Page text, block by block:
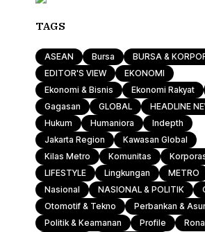
Wisata & Kuliner
Komunitas
Sport & Health
Otomotif & Tekno
Indepth
TAGS
ASEAN Bursa
BURSA &
EDITOR'S VIEW
EKONOMI
Ekonomi & Bisnis
Ekonomi Rakyat
Gagasan
GLOBAL
HEADLINE
Hukum
Humaniora
Indepth
Jakarta Region
Kawasan Global
Kilas Metro
Komunitas
LIFESTYLE
Lingkungan
METRO
Nasional
NASIONAL & POLITIK
Otomotif & Tekno
Perbankan &
Politik & Keamanan
Profile